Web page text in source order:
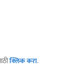
क्लिक करा.